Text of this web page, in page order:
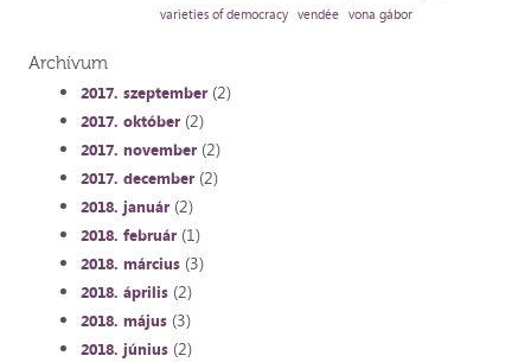
varieties of democracy vendée vona gábor
Archívum
2017. szeptember(2)
2017. október(2)
2017. november(2)
2017. december(2)
2018. január(2)
2018. február(1)
2018. március(3)
2018. április(2)
2018. május(3)
2018. június(2)